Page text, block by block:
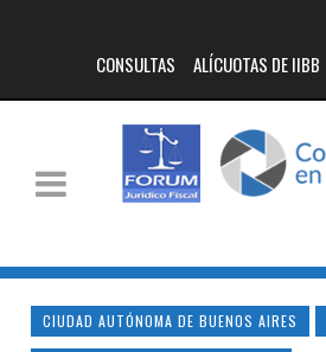
CONSULTAS ALÍCUOTAS DE IIBB
CIUDAD AUTÓNOMA DE BUENOS AIRES